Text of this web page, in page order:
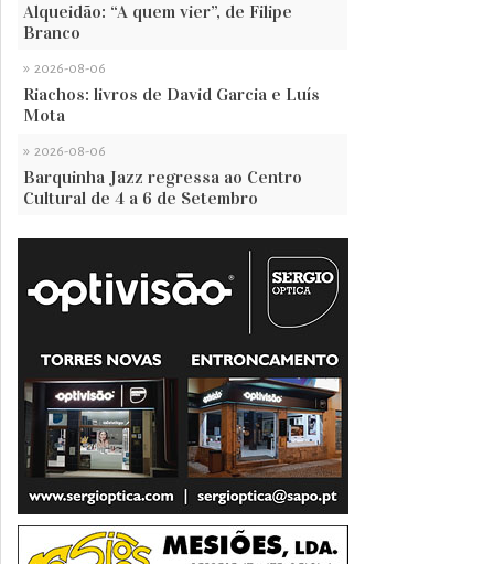
Alqueidão: “A quem vier”, de Filipe
Branco
» 2026-08-06
Riachos: livros de David Garcia e Luís
Mota
» 2026-08-06
Barquinha Jazz regressa ao Centro
Cultural de 4 a 6 de Setembro